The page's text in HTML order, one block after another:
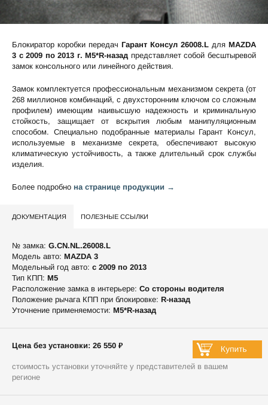
Блокиратор коробки передач Гарант Консул 26008.L для MAZDA
3 c 2009 по 2013 г. М5*R-назад представляет собой бесштыревой
замок консольного или линейного действия.
Замок комплектуется профессиональным механизмом секрета (от
268 миллионов комбинаций, с двухсторонним ключом со сложным
профилем) имеющим наивысшую надежность и криминальную
стойкость, защищает от вскрытия любым манипуляционным
способом. Специально подобранные материалы Гарант Консул,
используемые в механизме секрета, обеспечивают высокую
климатическую устойчивость, а также длительный срок службы
изделия.
Более подробно на странице продукции →
ДОКУМЕНТАЦИЯ ПОЛЕЗНЫЕ ССЫЛКИ
№ замка: G.CN.NL.26008.L
Модель авто: MAZDA 3
Модельный год авто: c 2009 по 2013
Тип КПП: М5
Расположение замка в интерьере: Со стороны водителя
Положение рычага КПП при блокировке: R-назад
Уточнение применяемости: М5*R-назад
Цена без установки: 26 550 ₽
стоимость установки уточняйте у представителей в вашем
регионе